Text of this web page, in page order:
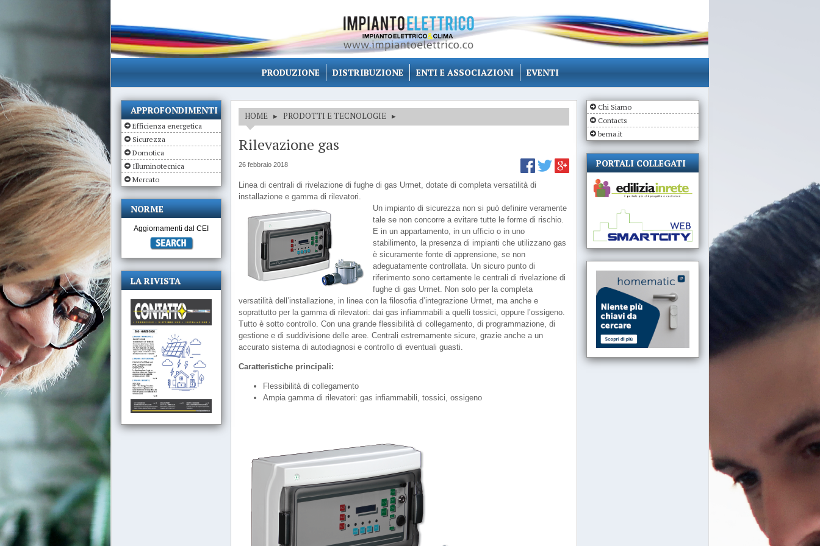
PRODUZIONE DISTRIBUZIONE ENTI E ASSOCIAZIONI EVENTI
HOME ▸ PRODOTTI E TECNOLOGIE ▸
Rilevazione gas
26 febbraio 2018
Linea di centrali di rivelazione di fughe di gas Urmet, dotate di completa versatilità di
installazione e gamma di rilevatori.
Un impianto di sicurezza non si può definire veramente
tale se non concorre a evitare tutte le forme di rischio.
E in un appartamento, in un ufficio o in uno
stabilimento, la presenza di impianti che utilizzano gas
è sicuramente fonte di apprensione, se non
adeguatamente controllata. Un sicuro punto di
riferimento sono certamente le centrali di rivelazione di
fughe di gas Urmet. Non solo per la completa
versatilità dell’installazione, in linea con la filosofia d’integrazione Urmet, ma anche e
soprattutto per la gamma di rilevatori: dai gas infiammabili a quelli tossici, oppure l’ossigeno.
Tutto è sotto controllo. Con una grande flessibilità di collegamento, di programmazione, di
gestione e di suddivisione delle aree. Centrali estremamente sicure, grazie anche a un
accurato sistema di autodiagnosi e controllo di eventuali guasti.
Caratteristiche principali:
Flessibilità di collegamento
Ampia gamma di rilevatori: gas infiammabili, tossici, ossigeno
APPROFONDIMENTI
Efficienza energetica
Sicurezza
Domotica
Illuminotecnica
Mercato
NORME
Aggiornamenti dal CEI
LA RIVISTA
Chi Siamo
Contacts
bema.it
PORTALI COLLEGATI